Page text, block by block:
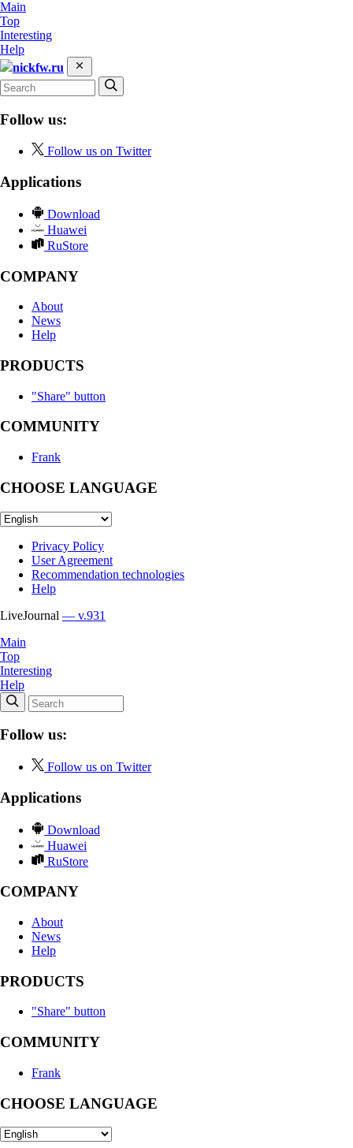
Main
Top
Interesting
Help
nickfw.ru
Follow us:
Follow us on Twitter
Applications
Download
Huawei
RuStore
COMPANY
About
News
Help
PRODUCTS
"Share" button
COMMUNITY
Frank
CHOOSE LANGUAGE
Privacy Policy
User Agreement
Recommendation technologies
Help
LiveJournal — v.931
Main
Top
Interesting
Help
Follow us:
Follow us on Twitter
Applications
Download
Huawei
RuStore
COMPANY
About
News
Help
PRODUCTS
"Share" button
COMMUNITY
Frank
CHOOSE LANGUAGE